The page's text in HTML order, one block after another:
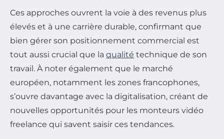
Ces approches ouvrent la voie à des revenus plus
élevés et à une carrière durable, confirmant que
bien gérer son positionnement commercial est
tout aussi crucial que la qualité technique de son
travail. À noter également que le marché
européen, notamment les zones francophones,
s’ouvre davantage avec la digitalisation, créant de
nouvelles opportunités pour les monteurs vidéo
freelance qui savent saisir ces tendances.